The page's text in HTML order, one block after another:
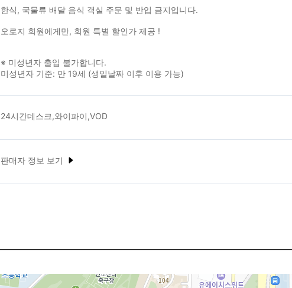
한식, 국물류 배달 음식 객실 주문 및 반입 금지입니다.
오로지 회원에게만, 회원 특별 할인가 제공 !
※ 미성년자 출입 불가합니다.
미성년자 기준: 만 19세 (생일날짜 이후 이용 가능)
24시간데스크,와이파이,VOD
판매자 정보 보기